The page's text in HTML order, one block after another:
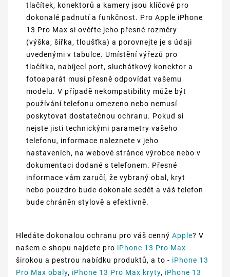
tlačítek, konektorů a kamery jsou klíčové pro
dokonalé padnutí a funkčnost. Pro Apple iPhone
13 Pro Max si ověřte jeho přesné rozměry
(výška, šířka, tloušťka) a porovnejte je s údaji
uvedenými v tabulce. Umístění výřezů pro
tlačítka, nabíjecí port, sluchátkový konektor a
fotoaparát musí přesně odpovídat vašemu
modelu. V případě nekompatibility může být
používání telefonu omezeno nebo nemusí
poskytovat dostatečnou ochranu. Pokud si
nejste jisti technickými parametry vašeho
telefonu, informace naleznete v jeho
nastaveních, na webové stránce výrobce nebo v
dokumentaci dodané s telefonem. Přesné
informace vám zaručí, že vybraný obal, kryt
nebo pouzdro bude dokonale sedět a váš telefon
bude chráněn stylově a efektivně.
Hledáte dokonalou ochranu pro váš cenný Apple? V
našem e-shopu najdete pro iPhone 13 Pro Max
širokou a pestrou nabídku produktů, a to - iPhone 13
Pro Max obaly, iPhone 13 Pro Max kryty, iPhone 13